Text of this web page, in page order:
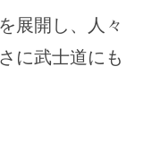
展開し、人々
に武士道にも